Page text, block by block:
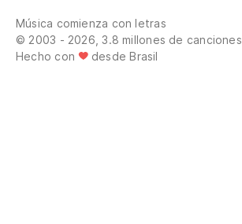
Música comienza con letras
© 2003 - 2026, 3.8 millones de canciones
Hecho con
desde Brasil